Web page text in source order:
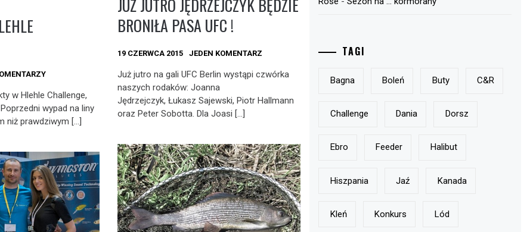
JUŻ JUTRO JĘDRZEJCZYK BĘDZIE
BRONIŁA PASA UFC !
19 CZERWCA 2015 JEDEN KOMENTARZ
Już jutro na gali UFC Berlin wystąpi czwórka
naszych rodaków: Joanna
Jędrzejczyk, Łukasz Sajewski, Piotr Hallmann
oraz Peter Sobotta. Dla Joasi […]
w Hlehle Challenge,
wypad na liny
niż prawdziwym […]
TAGI
Bagna Boleń Buty C&r
Challenge Dania Dorsz
Ebro Feeder Halibut
Hiszpania Jaź Kanada
Kleń Konkurs Lód